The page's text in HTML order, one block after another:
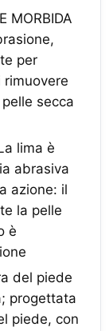
MORBIDA
per
secca
lima è
abrasiva
azione: il
la pelle
è
del piede
progettata
piede, con